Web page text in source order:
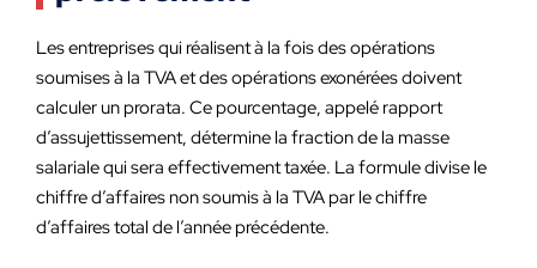
Les entreprises qui réalisent à la fois des opérations
soumises à la TVA et des opérations exonérées doivent
calculer un prorata. Ce pourcentage, appelé rapport
d’assujettissement, détermine la fraction de la masse
salariale qui sera effectivement taxée. La formule divise le
chiffre d’affaires non soumis à la TVA par le chiffre
d’affaires total de l’année précédente.